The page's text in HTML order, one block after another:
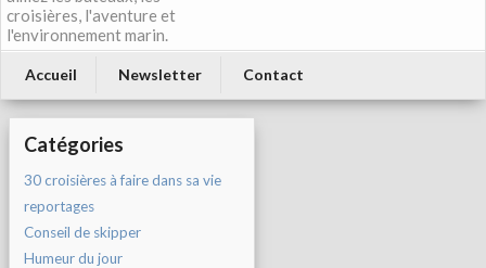
croisières, l'aventure et
l'environnement marin.
Accueil Newsletter Contact
Catégories
30 croisières à faire dans sa vie
reportages
Conseil de skipper
Humeur du jour